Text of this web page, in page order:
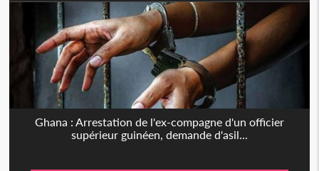
Ghana : Arrestation de l'ex-compagne d'un officier
supérieur guinéen, demande d'asil...